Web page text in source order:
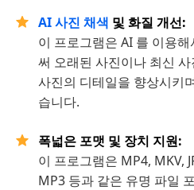
AI 사진 채색 및 화질 개선:
이 프로그램은 AI 를 이용
써 오래된 사진이나 최신
사진의 디테일을 향상시키
습니다.
폭넓은 포맷 및 장치 지원:
이 프로그램은 MP4, MKV,
MP3 등과 같은 유명 파일